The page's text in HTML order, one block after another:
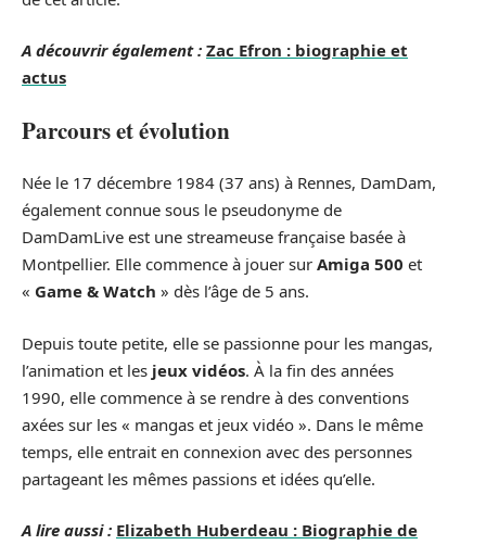
A découvrir également : Zac Efron : biographie et
actus
Parcours et évolution
Née le 17 décembre 1984 (37 ans) à Rennes, DamDam,
également connue sous le pseudonyme de
DamDamLive est une streameuse française basée à
Montpellier. Elle commence à jouer sur Amiga 500 et
« Game & Watch » dès l’âge de 5 ans.
Depuis toute petite, elle se passionne pour les mangas,
l’animation et les jeux vidéos. À la fin des années
1990, elle commence à se rendre à des conventions
axées sur les « mangas et jeux vidéo ». Dans le même
temps, elle entrait en connexion avec des personnes
partageant les mêmes passions et idées qu’elle.
A lire aussi : Elizabeth Huberdeau : Biographie de